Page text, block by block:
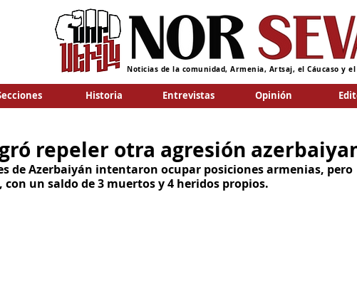
Noticias de la comunidad, Armenia, Artsaj, el Cáucaso y
Historia Entrevistas Opinión
repeler otra agresión
de Azerbaiyán intentaron ocupar posiciones armenias, pero
un saldo de 3 muertos y 4 heridos propios.